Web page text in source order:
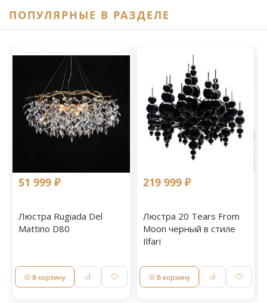
ПОПУЛЯРНЫЕ В РАЗДЕЛЕ
51 999 ₽
Люстра Rugiada Del
Mattino D80
В корзину
219 999 ₽
Люстра 20 Tears From
Moon черный в стиле
Ilfari
В корзину